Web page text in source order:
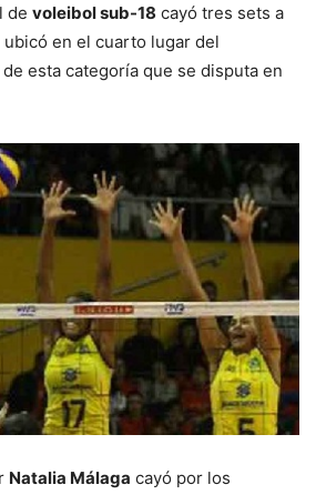
de voleibol sub-18 cayó tres sets a
en el cuarto lugar del
esta categoría que se disputa en
Natalia Málaga cayó por los